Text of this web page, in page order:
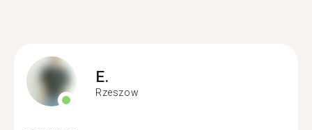
E.
Rzeszow